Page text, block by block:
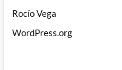
Rocío Vega
WordPress.org